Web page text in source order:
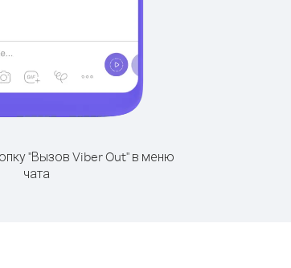
"Вызов Viber Out" в меню
чата